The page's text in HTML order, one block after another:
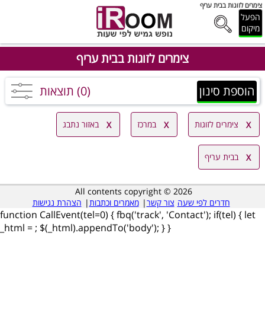
צימרים לזוגות בבית עריף
הפעל
מיקום
צימרים לזוגות בבית עריף
הוספת סינון (0) תוצאות
צימרים לזוגות במרכז באזור נתבג
בבית עריף
All contents copyright © 2026
חדרים לפי שעה צור קשר| מאמרים וכתבות| הצהרת נגישות
function CallEvent(tel=0) { fbq('track', 'Contact'); if(tel) { let
_html = ; $(_html).appendTo('body'); } }